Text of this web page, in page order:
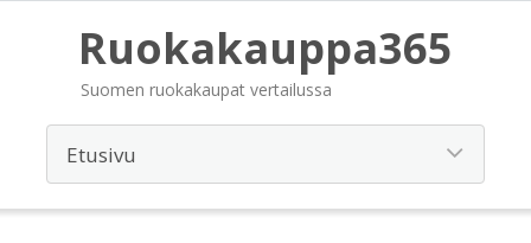
Ruokakauppa365
Suomen ruokakaupat vertailussa